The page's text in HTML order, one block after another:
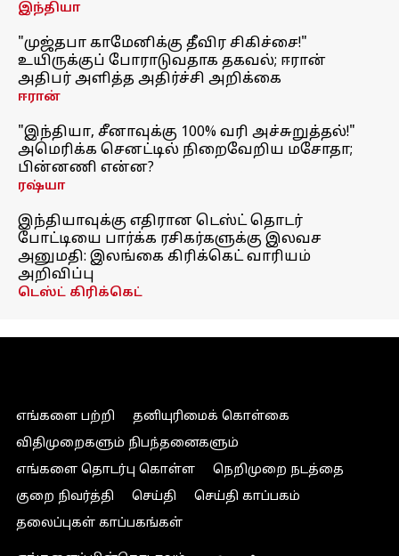
இந்தியா
"முஜ்தபா காமேனிக்கு தீவிர சிகிச்சை!"
உயிருக்குப் போராடுவதாக தகவல்; ஈரான்
அதிபர் அளித்த அதிர்ச்சி அறிக்கை
ஈரான்
"இந்தியா, சீனாவுக்கு 100% வரி அச்சுறுத்தல்!"
அமெரிக்க செனட்டில் நிறைவேறிய மசோதா;
பின்னணி என்ன?
ரஷ்யா
இந்தியாவுக்கு எதிரான டெஸ்ட் தொடர்
போட்டியை பார்க்க ரசிகர்களுக்கு இலவச
அனுமதி: இலங்கை கிரிக்கெட் வாரியம்
அறிவிப்பு
டெஸ்ட் கிரிக்கெட்
எங்களை பற்றி
தனியுரிமைக் கொள்கை
விதிமுறைகளும் நிபந்தனைகளும்
எங்களை தொடர்பு கொள்ள
நெறிமுறை நடத்தை
குறை நிவர்த்தி
செய்தி
செய்தி காப்பகம்
தலைப்புகள் காப்பகங்கள்